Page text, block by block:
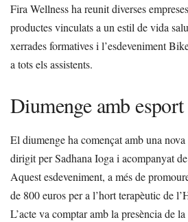
Fira Wellness ha reunit diverses
productes vinculats a un estil de vida
xerrades formatives i l’esdeveniment
a tots els assistents.
Diumenge amb
El diumenge ha començat amb una nova
dirigit per Sadhana Ioga i acompanyat
Aquest esdeveniment, a més de
de 800 euros per a l’hort terapèutic de
L’acte va comptar amb la presència de